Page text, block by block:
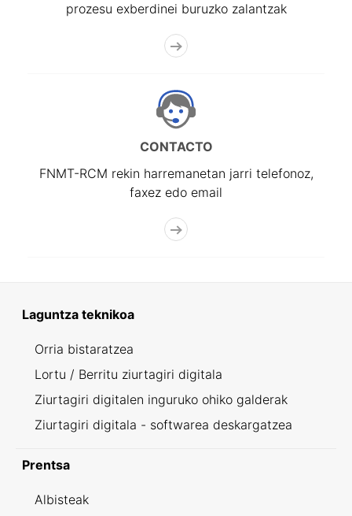
prozesu exberdinei buruzko zalantzak
CONTACTO
FNMT-RCM rekin harremanetan jarri telefonoz,
faxez edo email
Laguntza teknikoa
Orria bistaratzea
Lortu / Berritu ziurtagiri digitala
Ziurtagiri digitalen inguruko ohiko galderak
Ziurtagiri digitala - softwarea deskargatzea
Prentsa
Albisteak